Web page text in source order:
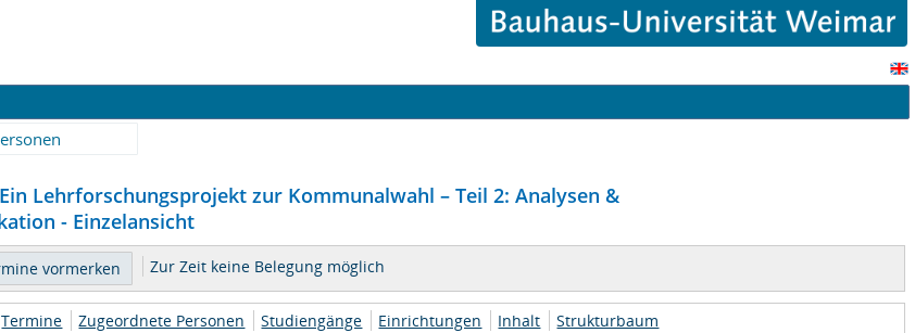
Lehrforschungsprojekt zur Kommunalwahl – Teil 2: Analysen &
- Einzelansicht
Zur Zeit keine Belegung möglich
Termine Zugeordnete Personen Studiengänge Einrichtungen Inhalt Strukturbaum